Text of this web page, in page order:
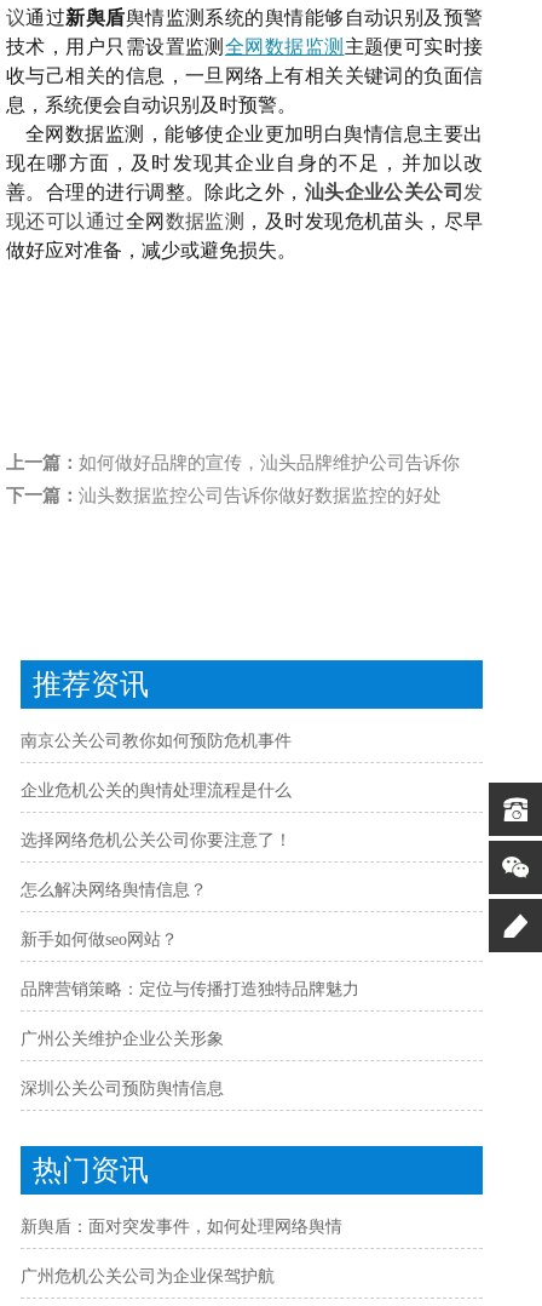
议通过新舆盾舆情监测系统的舆情能够 自动识别及预警
技术，用户只需设置监测 全网数据监测 主题便可实时接
收与己相关的信息，一旦网络上有相关关键词的负面信
息 ，系统便会自动识别 及时预警。
全网数据监测，能够使企业更加明白舆情信息主要出
现在哪方面，及时发现其企业自身的不足，并加以改
善。合理的进行调整。 除此之外， 汕头企业公关公司 发
现还可以通过全网 数据监测 ，及时发现危机苗头，尽早
做好应对准备，减少或避免损失。
上一篇： 如何做好品牌的宣传，汕头品牌维护公司告诉你
下一篇： 汕头数据监控公司告诉你做好数据监控的好处
推荐资讯
南京公关公司教你如何预防危机事件
企业危机公关的舆情处理流程是什么
选择网络危机公关公司你要注意了！
怎么解决网络舆情信息？
新手如何做seo网站？
品牌营销策略：定位与传播打造独特品牌魅力
广州公关维护企业公关形象
深圳公关公司预防舆情信息
热门资讯
新舆盾：面对突发事件，如何处理网络舆情
广州危机公关公司为企业保驾护航